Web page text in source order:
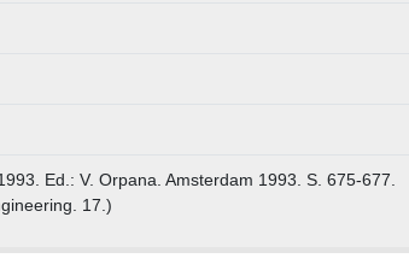
Ed.: V. Orpana. Amsterdam 1993. S. 675-677.
17.)